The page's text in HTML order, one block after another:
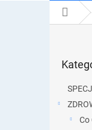
Home
Co